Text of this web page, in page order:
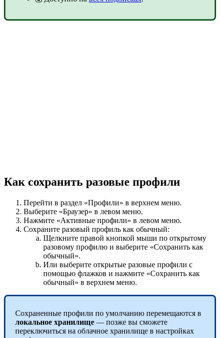
Как сохранить разовые профили
Перейти в раздел «Профили» в верхнем меню.
Выберите «Браузер» в левом меню.
Нажмите «Активные профили» в левом меню.
Сохраните разовый профиль как обычный:
Щелкните правой кнопкой мыши по открытому
разовому профилю и выберите «Сохранить как
обычный».
Или выберите открытые разовые профили с
помощью флажков и нажмите «Сохранить как
обычный» в верхнем меню.
Сохраненные профили по умолчанию перемещаются в
локальное хранилище — позже вы сможете
переключиться на облачное хранилище в настройках